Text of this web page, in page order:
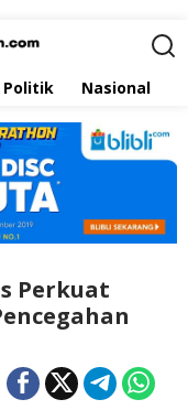
Politik Nasional
Perkuat